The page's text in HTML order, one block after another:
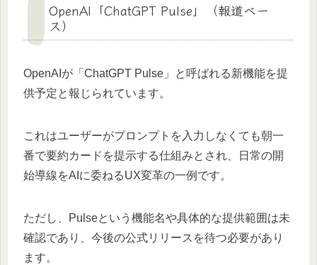
OpenAI「ChatGPT Pulse」（報道ベー
ス）
OpenAIが「ChatGPT Pulse」と呼ばれる新機能を提
供予定と報じられています。
これはユーザーがプロンプトを入力しなくても朝一
番で要約カードを提示する仕組みとされ、日常の開
始導線をAIに委ねるUX変革の一例です。
ただし、Pulseという機能名や具体的な提供範囲は未
確認であり、今後の公式リリースを待つ必要があり
ます。